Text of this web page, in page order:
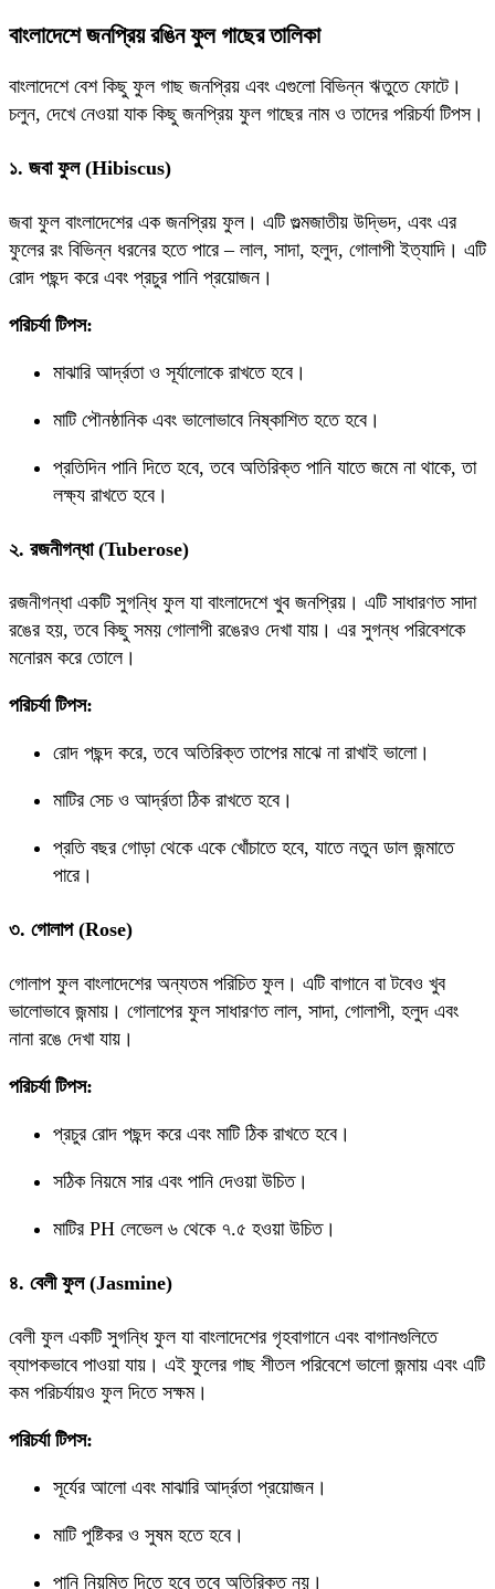
বাংলাদেশে জনপ্রিয় রঙিন ফুল গাছের তালিকা
বাংলাদেশে বেশ কিছু ফুল গাছ জনপ্রিয় এবং এগুলো বিভিন্ন ঋতুতে ফোটে।
চলুন, দেখে নেওয়া যাক কিছু জনপ্রিয় ফুল গাছের নাম ও তাদের পরিচর্যা টিপস।
১. জবা ফুল (Hibiscus)
জবা ফুল বাংলাদেশের এক জনপ্রিয় ফুল। এটি গুল্মজাতীয় উদ্ভিদ, এবং এর
ফুলের রং বিভিন্ন ধরনের হতে পারে – লাল, সাদা, হলুদ, গোলাপী ইত্যাদি। এটি
রোদ পছন্দ করে এবং প্রচুর পানি প্রয়োজন।
পরিচর্যা টিপস:
মাঝারি আর্দ্রতা ও সূর্যালোকে রাখতে হবে।
মাটি পৌনষ্ঠানিক এবং ভালোভাবে নিষ্কাশিত হতে হবে।
প্রতিদিন পানি দিতে হবে, তবে অতিরিক্ত পানি যাতে জমে না থাকে, তা
লক্ষ্য রাখতে হবে।
২. রজনীগন্ধা (Tuberose)
রজনীগন্ধা একটি সুগন্ধি ফুল যা বাংলাদেশে খুব জনপ্রিয়। এটি সাধারণত সাদা
রঙের হয়, তবে কিছু সময় গোলাপী রঙেরও দেখা যায়। এর সুগন্ধ পরিবেশকে
মনোরম করে তোলে।
পরিচর্যা টিপস:
রোদ পছন্দ করে, তবে অতিরিক্ত তাপের মাঝে না রাখাই ভালো।
মাটির সেচ ও আর্দ্রতা ঠিক রাখতে হবে।
প্রতি বছর গোড়া থেকে একে খোঁচাতে হবে, যাতে নতুন ডাল জন্মাতে
পারে।
৩. গোলাপ (Rose)
গোলাপ ফুল বাংলাদেশের অন্যতম পরিচিত ফুল। এটি বাগানে বা টবেও খুব
ভালোভাবে জন্মায়। গোলাপের ফুল সাধারণত লাল, সাদা, গোলাপী, হলুদ এবং
নানা রঙে দেখা যায়।
পরিচর্যা টিপস:
প্রচুর রোদ পছন্দ করে এবং মাটি ঠিক রাখতে হবে।
সঠিক নিয়মে সার এবং পানি দেওয়া উচিত।
মাটির PH লেভেল ৬ থেকে ৭.৫ হওয়া উচিত।
৪. বেলী ফুল (Jasmine)
বেলী ফুল একটি সুগন্ধি ফুল যা বাংলাদেশের গৃহবাগানে এবং বাগানগুলিতে
ব্যাপকভাবে পাওয়া যায়। এই ফুলের গাছ শীতল পরিবেশে ভালো জন্মায় এবং এটি
কম পরিচর্যায়ও ফুল দিতে সক্ষম।
পরিচর্যা টিপস:
সূর্যের আলো এবং মাঝারি আর্দ্রতা প্রয়োজন।
মাটি পুষ্টিকর ও সুষম হতে হবে।
পানি নিয়মিত দিতে হবে তবে অতিরিক্ত নয়।